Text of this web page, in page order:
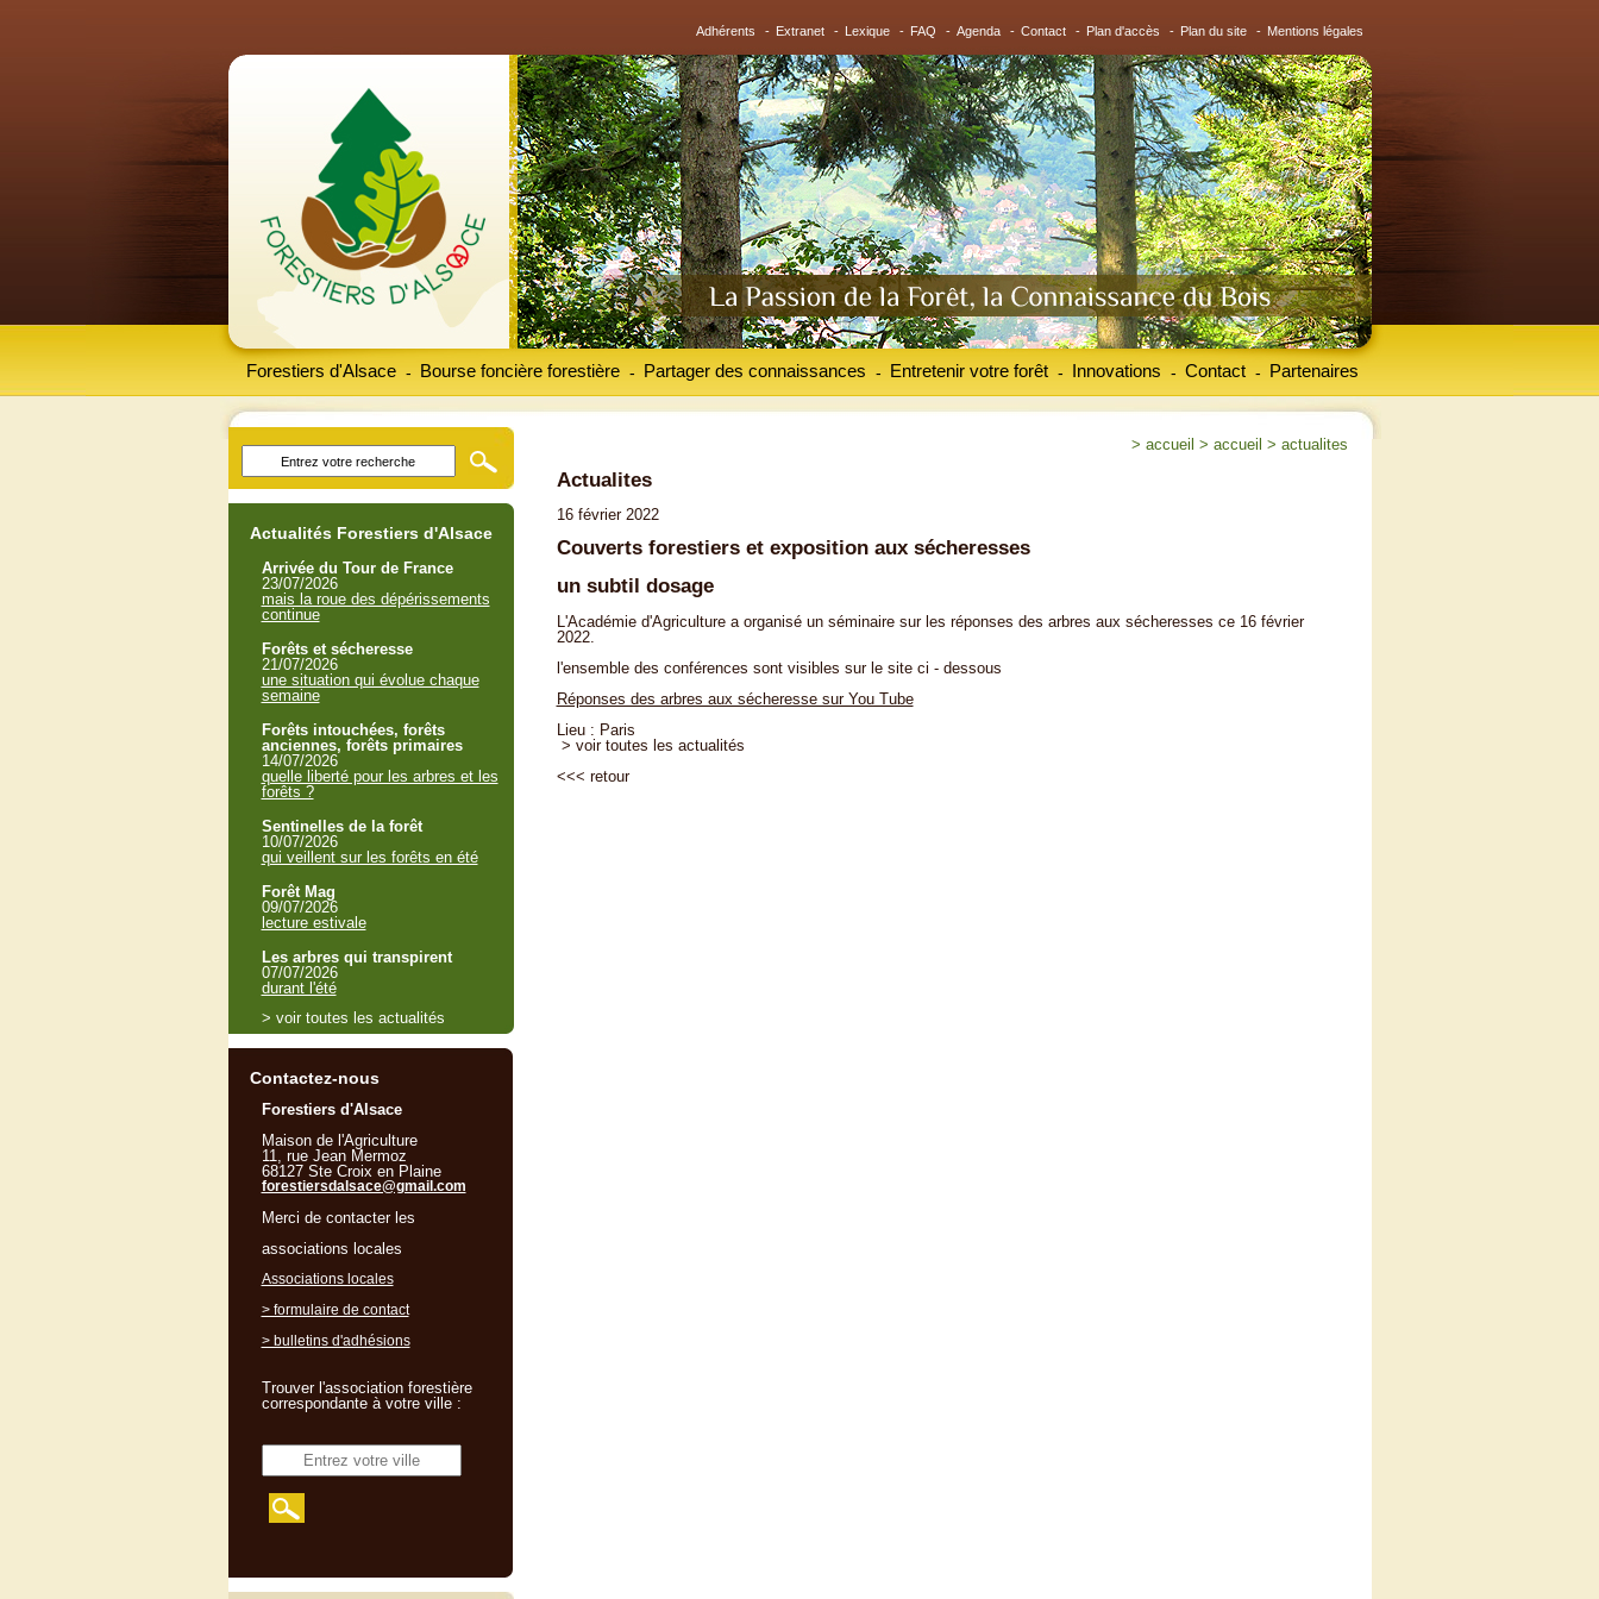
Adhérents - Extranet - Lexique - FAQ - Agenda - Contact - Plan d'accès - Plan du site - Mentions légales
Forestiers d'Alsace Bourse foncière forestière
- Partager des connaissances
- Entretenir votre forêt
- Innovations
- Contact
- Partenaires
-
> accueil > accueil > actualites
Actualites
16 février 2022
Couverts forestiers et exposition aux sécheresses
un subtil dosage
L'Académie d'Agriculture a organisé un séminaire sur les réponses des arbres aux sécheresses ce 16 février
2022.
l'ensemble des conférences sont visibles sur le site ci - dessous
Réponses des arbres aux sécheresse sur You Tube
Lieu : Paris
> voir toutes les actualités
<<< retour
Actualités Forestiers d'Alsace
Arrivée du Tour de France
23/07/2026
mais la roue des dépérissements
continue
Forêts et sécheresse
21/07/2026
une situation qui évolue chaque
semaine
Forêts intouchées, forêts
anciennes, forêts primaires
14/07/2026
quelle liberté pour les arbres et les
forêts ?
Sentinelles de la forêt
10/07/2026
qui veillent sur les forêts en été
Forêt Mag
09/07/2026
lecture estivale
Les arbres qui transpirent
07/07/2026
durant l'été
> voir toutes les actualités
Contactez-nous
Forestiers d'Alsace
Maison de l'Agriculture
11, rue Jean Mermoz
68127 Ste Croix en Plaine
forestiersdalsace@gmail.com
Merci de contacter les
associations locales
Associations locales
> formulaire de contact
> bulletins d'adhésions
Trouver l'association forestière
correspondante à votre ville :